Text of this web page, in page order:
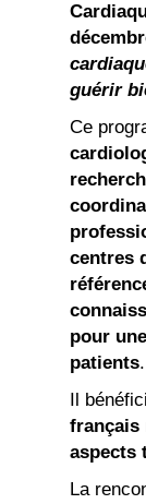
guérir
Ce
centres
pour
patients.
Il
français
aspects
La